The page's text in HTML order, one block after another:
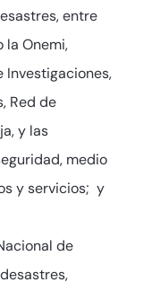
entre
la Onemi,
Investigaciones,
Red de
y las
medio
y servicios; y
de